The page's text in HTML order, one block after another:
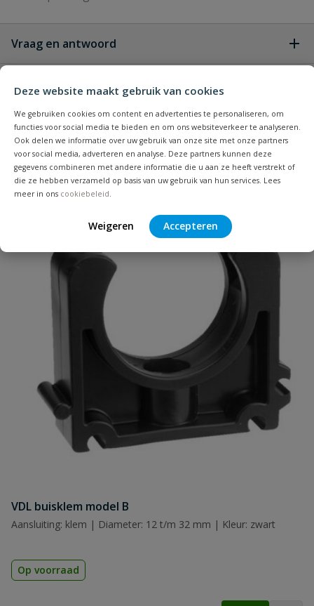
Deze website maakt gebruik van cookies
We gebruiken cookies om content en advertenties te personaliseren, om
functies voor social media te bieden en om ons websiteverkeer te analyseren.
Ook delen we informatie over uw gebruik van onze site met onze partners
voor social media, adverteren en analyse. Deze partners kunnen deze
gegevens combineren met andere informatie die u aan ze heeft verstrekt of
die ze hebben verzameld op basis van uw gebruik van hun services. Lees
meer in ons cookiebeleid
Weigeren Accepteren
Vraag en antwoord
Heb je zelf ook een vraag over
dit product?
Stel jouw
vraag
Beoordelingen
Schrijf zelf een beoordeling
Je beoordeelt:VDL PVC knie 40 x 40 mm 45° PN 16
Beoordeling
Beoordeling versturen
Bijpassende producten
VDL buisklem model B
Aansluiting: klem | Diameter: 12 t/m 32 mm | Kleur: zwart
Op voorraad